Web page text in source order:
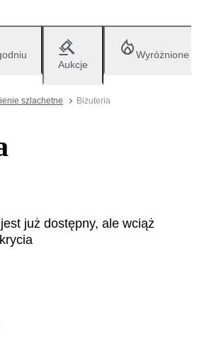
Aukcje
Wyróżnione
szlachetne Biżuteria
już dostępny, ale wciąż